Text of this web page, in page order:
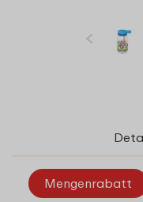
Mengenrabatt